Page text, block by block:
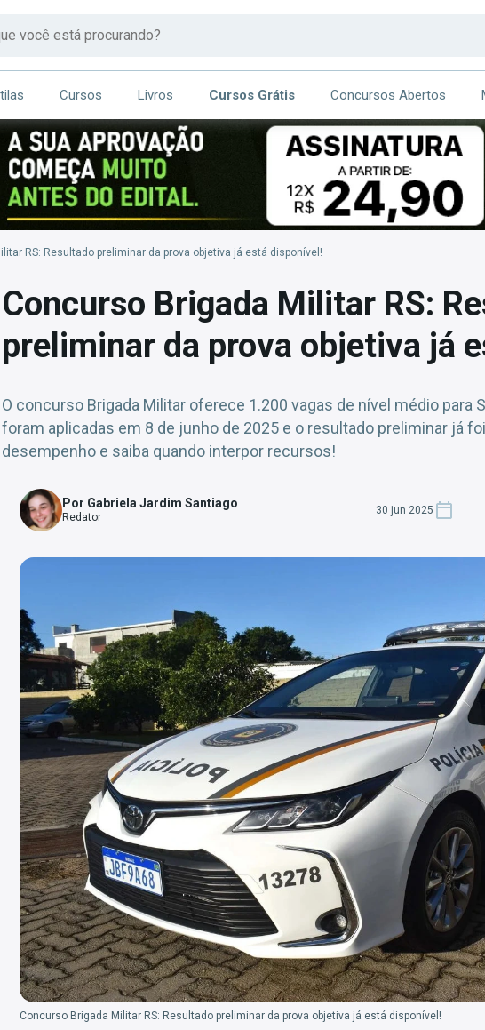
Cursos Livros Cursos Grátis Concursos Abertos
RS: Resultado preliminar da prova objetiva já está disponível!
Concurso Brigada Militar RS:
preliminar da prova objetiva já
O concurso Brigada Militar oferece 1.200 vagas de nível médio para
foram aplicadas em 8 de junho de 2025 e o resultado preliminar já
desempenho e saiba quando interpor recursos!
Por Gabriela Jardim Santiago
Redator
30 jun 2025
Concurso Brigada Militar RS: Resultado preliminar da prova objetiva já está disponível!